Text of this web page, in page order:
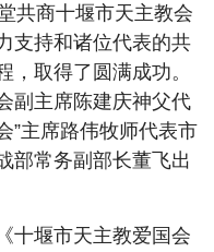
共商十堰市天主教会
支持和诸位代表的共
，取得了圆满成功。
副主席陈建庆神父代
”主席路伟牧师代表市
部常务副部长董飞出
堰市天主教爱国会